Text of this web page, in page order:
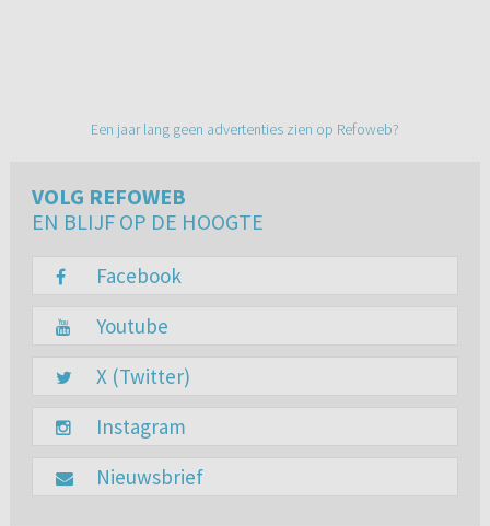
Een jaar lang geen advertenties zien op Refoweb?
VOLG REFOWEB
EN BLIJF OP DE HOOGTE
Facebook
Youtube
X (Twitter)
Instagram
Nieuwsbrief